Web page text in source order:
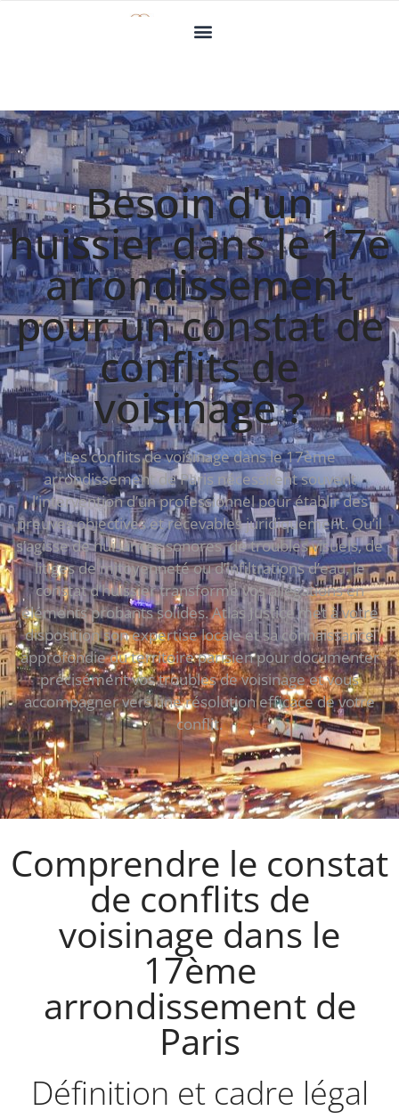
Besoin d'un
huissier dans le 17e
arrondissement
pour un constat de
conflits de
voisinage ?
Les conflits de voisinage dans le 17ème
arrondissement de Paris nécessitent souvent
l’intervention d’un professionnel pour établir des
preuves objectives et recevables juridiquement. Qu’il
s’agisse de nuisances sonores, de troubles visuels, de
litiges de mitoyenneté ou d’infiltrations d’eau, le
constat d’huissier transforme vos allégations en
éléments probants solides. Atlas Justice met à votre
disposition son expertise locale et sa connaissance
approfondie du territoire parisien pour documenter
précisément vos troubles de voisinage et vous
accompagner vers une résolution efficace de votre
conflit.
Comprendre le constat
de conflits de
voisinage dans le
17ème
arrondissement de
Paris
Définition et cadre légal